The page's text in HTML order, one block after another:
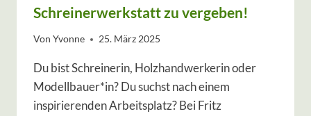
Z
W
I
E
S
Schreinerwerkstatt zu vergeben!
Von Yvonne 25. März 2025
Du bist Schreinerin, Holzhandwerkerin oder
Modellbauer*in? Du suchst nach einem
inspirierenden Arbeitsplatz? Bei Fritz